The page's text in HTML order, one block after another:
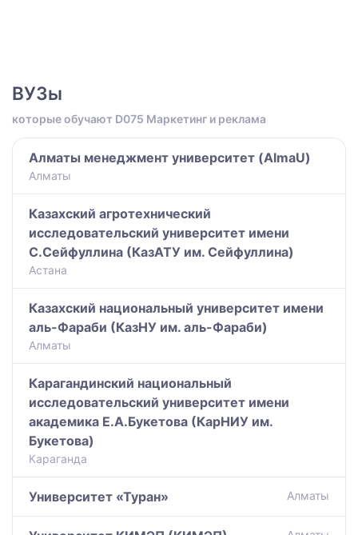
ВУЗы
которые обучают D075 Маркетинг и реклама
Алматы менеджмент университет (AlmaU)
Алматы
Казахский агротехнический
исследовательский университет имени
С.Сейфуллина (КазАТУ им. Сейфуллина)
Астана
Казахский национальный университет имени
аль-Фараби (КазНУ им. аль-Фараби)
Алматы
Карагандинский национальный
исследовательский университет имени
академика Е.А.Букетова (КарНИУ им.
Букетова)
Караганда
Университет «Туран» Алматы